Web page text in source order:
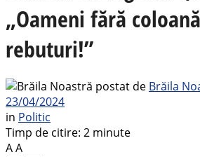
„Oameni fără
rebuturi!”
postat de Brăila
23/04/2024
in Politic
Timp de citire: 2 minute
AA